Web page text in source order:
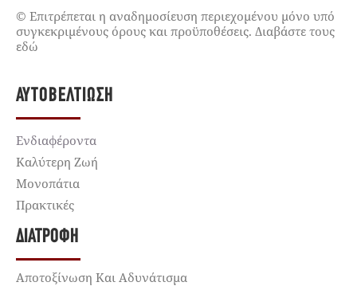
© Επιτρέπεται η αναδημοσίευση περιεχομένου μόνο υπό
συγκεκριμένους όρους και προϋποθέσεις. Διαβάστε τους
εδώ
ΑΥΤΟΒΕΛΤΊΩΣΗ
Ενδιαφέροντα
Καλύτερη Ζωή
Μονοπάτια
Πρακτικές
ΔΙΑΤΡΟΦΉ
Αποτοξίνωση Και Αδυνάτισμα